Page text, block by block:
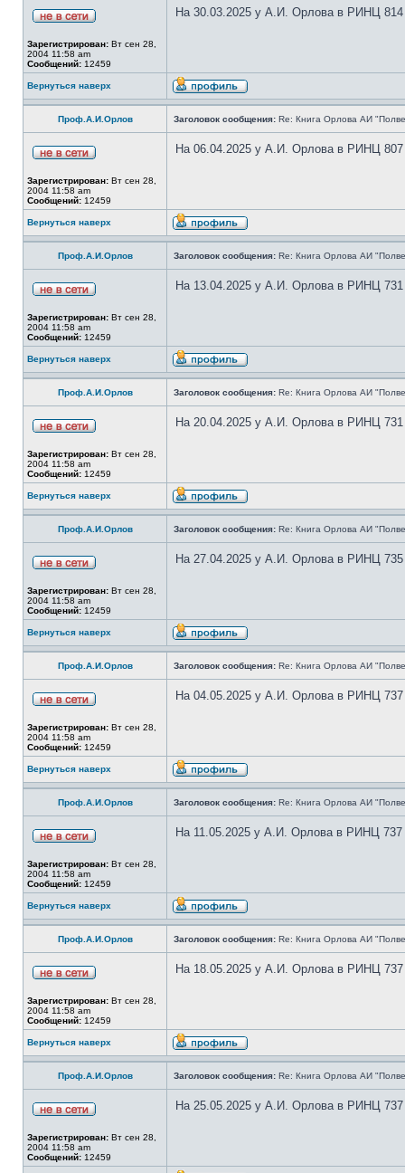
Зарегистрирован: Вт сен 28,
2004 11:58 am
Сообщений: 12459
На 30.03.2025 у А.И. Орлова в РИНЦ 814
Вернуться наверх
Проф.А.И.Орлов Заголовок сообщения: Re: Книга Орлова АИ
Зарегистрирован: Вт сен 28,
2004 11:58 am
Сообщений: 12459
На 06.04.2025 у А.И. Орлова в РИНЦ 807
Вернуться наверх
Проф.А.И.Орлов Заголовок сообщения: Re: Книга Орлова АИ
Зарегистрирован: Вт сен 28,
2004 11:58 am
Сообщений: 12459
На 13.04.2025 у А.И. Орлова в РИНЦ 731
Вернуться наверх
Проф.А.И.Орлов Заголовок сообщения: Re: Книга Орлова АИ
Зарегистрирован: Вт сен 28,
2004 11:58 am
Сообщений: 12459
На 20.04.2025 у А.И. Орлова в РИНЦ 731
Вернуться наверх
Проф.А.И.Орлов Заголовок сообщения: Re: Книга Орлова АИ
Зарегистрирован: Вт сен 28,
2004 11:58 am
Сообщений: 12459
На 27.04.2025 у А.И. Орлова в РИНЦ 735
Вернуться наверх
Проф.А.И.Орлов Заголовок сообщения: Re: Книга Орлова АИ
Зарегистрирован: Вт сен 28,
2004 11:58 am
Сообщений: 12459
На 04.05.2025 у А.И. Орлова в РИНЦ 737
Вернуться наверх
Проф.А.И.Орлов Заголовок сообщения: Re: Книга Орлова АИ
Зарегистрирован: Вт сен 28,
2004 11:58 am
Сообщений: 12459
На 11.05.2025 у А.И. Орлова в РИНЦ 737
Вернуться наверх
Проф.А.И.Орлов Заголовок сообщения: Re: Книга Орлова АИ
Зарегистрирован: Вт сен 28,
2004 11:58 am
Сообщений: 12459
На 18.05.2025 у А.И. Орлова в РИНЦ 737
Вернуться наверх
Проф.А.И.Орлов Заголовок сообщения: Re: Книга Орлова АИ
Зарегистрирован: Вт сен 28,
2004 11:58 am
Сообщений: 12459
На 25.05.2025 у А.И. Орлова в РИНЦ 737